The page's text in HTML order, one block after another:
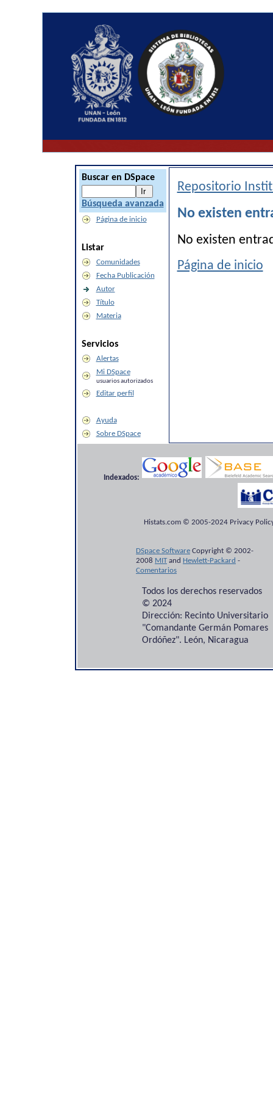
Buscar en DSpace
Búsqueda avanzada
Página de inicio
Listar
Comunidades
Fecha Publicación
Autor
Título
Materia
Servicios
Alertas
Mi DSpace
usuarios autorizados
Editar perfil
Ayuda
Sobre DSpace
Repositorio
No existen
No existen
Página de inicio
Indexados:
Histats.com © 2005-2024 Privacy
DSpace Software Copyright © 2002-
2008 MITand Hewlett-Packard -
Comentarios
Todos los derechos reservados
© 2024
Dirección: Recinto Universitario
"Comandante Germán Pomares
Ordóñez". León, Nicaragua